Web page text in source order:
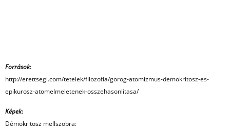
Források:
http://erettsegi.com/tetelek/filozofia/gorog-atomizmus-demokritosz-es-
epikurosz-atomelmeletenek-osszehasonlitasa/
Képek:
Démokritosz mellszobra: